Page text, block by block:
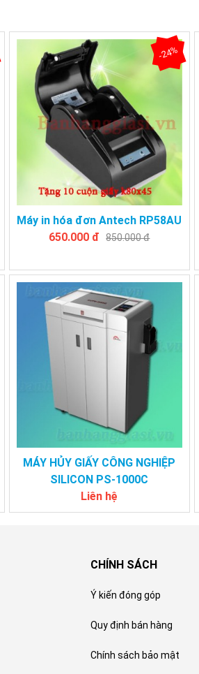
Máy in hóa đơn Antech RP58AU
-24%
650.000 đ 850.000 đ
MÁY HỦY GIẤY CÔNG NGHIỆP
SILICON PS-1000C
Liên hệ
CHÍNH SÁCH
Ý kiến đóng góp
Quy định bán hàng
Chính sách bảo mật